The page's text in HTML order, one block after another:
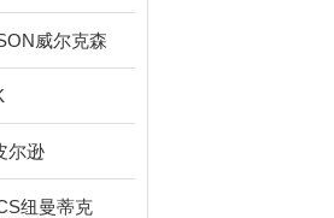
威尔克森
尔逊
纽曼蒂克